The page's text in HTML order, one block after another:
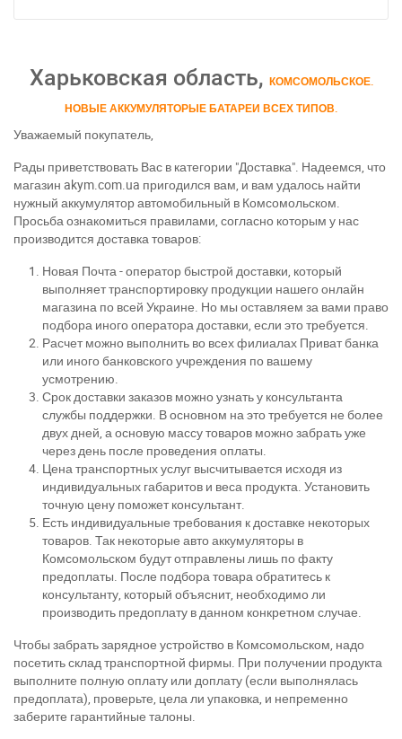
Харьковская область, КОМСОМОЛЬСКОЕ.
НОВЫЕ АККУМУЛЯТОРЫЕ БАТАРЕИ ВСЕХ ТИПОВ.
Уважаемый покупатель,
Рады приветствовать Вас в категории "Доставка". Надеемся, что
магазин akym.com.ua пригодился вам, и вам удалось найти
нужный аккумулятор автомобильный в Комсомольском.
Просьба ознакомиться правилами, согласно которым у нас
производится доставка товаров:
Новая Почта - оператор быстрой доставки, который
выполняет транспортировку продукции нашего онлайн
магазина по всей Украине. Но мы оставляем за вами право
подбора иного оператора доставки, если это требуется.
Расчет можно выполнить во всех филиалах Приват банка
или иного банковского учреждения по вашему
усмотрению.
Срок доставки заказов можно узнать у консультанта
службы поддержки. В основном на это требуется не более
двух дней, а основую массу товаров можно забрать уже
через день после проведения оплаты.
Цена транспортных услуг высчитывается исходя из
индивидуальных габаритов и веса продукта. Установить
точную цену поможет консультант.
Есть индивидуальные требования к доставке некоторых
товаров. Так некоторые авто аккумуляторы в
Комсомольском будут отправлены лишь по факту
предоплаты. После подбора товара обратитесь к
консультанту, который объяснит, необходимо ли
производить предоплату в данном конкретном случае.
Чтобы забрать зарядное устройство в Комсомольском, надо
посетить склад транспортной фирмы. При получении продукта
выполните полную оплату или доплату (если выполнялась
предоплата), проверьте, цела ли упаковка, и непременно
заберите гарантийные талоны.